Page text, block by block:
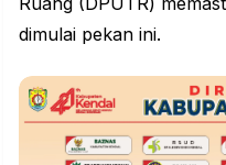
dimulai pekan ini.